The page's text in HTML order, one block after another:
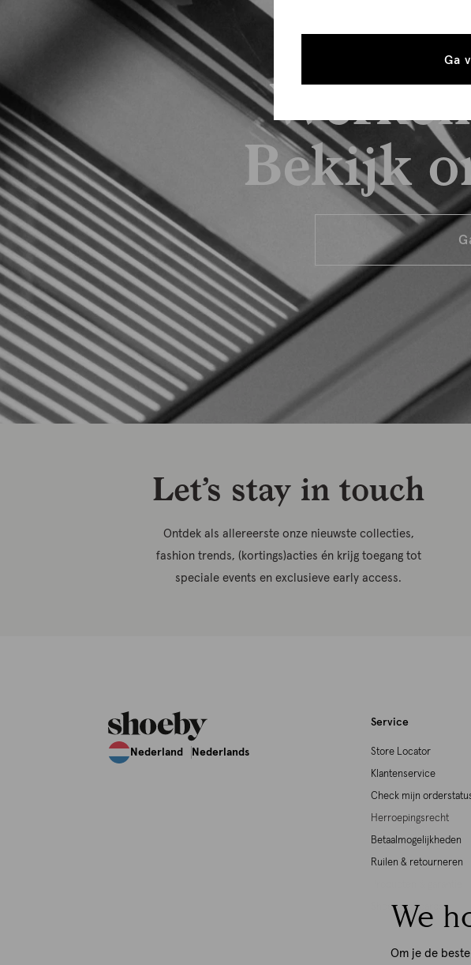
We
Om je de
Bekijk
Let’s stay in touch
Ontdek als allereerste onze nieuwste collecties,
fashion trends, (kortings)acties én krijg toegang tot
speciale events en exclusieve early access.
Nederland Nederlands
Service
Store Locator
Klantenservice
Check mijn
Herroepingsrecht
Betaalmogelijkheden
Ruilen & retourneren
Shoeby giftcards
Ga